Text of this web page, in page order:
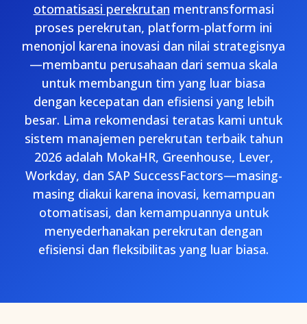
otomatisasi perekrutan mentransformasi
proses perekrutan, platform-platform ini
menonjol karena inovasi dan nilai strategisnya
—membantu perusahaan dari semua skala
untuk membangun tim yang luar biasa
dengan kecepatan dan efisiensi yang lebih
besar. Lima rekomendasi teratas kami untuk
sistem manajemen perekrutan terbaik tahun
2026 adalah MokaHR, Greenhouse, Lever,
Workday, dan SAP SuccessFactors—masing-
masing diakui karena inovasi, kemampuan
otomatisasi, dan kemampuannya untuk
menyederhanakan perekrutan dengan
efisiensi dan fleksibilitas yang luar biasa.